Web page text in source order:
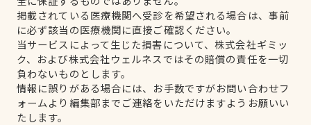
掲載されている医療機関へ受診を希望される場合は、事前
に必ず該当の医療機関に直接ご確認ください。
当サービスによって生じた損害について、株式会社ギミッ
ク、および株式会社ウェルネスではその賠償の責任を一切
負わないものとします。
情報に誤りがある場合には、お手数ですがお問い合わせフ
ォームより編集部までご連絡をいただけますようお願いい
たします。